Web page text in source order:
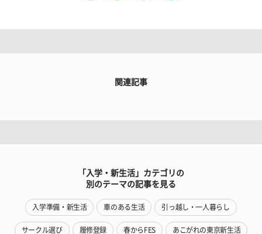
関連記事
「入学・新生活」カテゴリの
別のテーマの記事を見る
入学準備・新生活 車のある生活 引っ越し・一人暮らし
サークル選び 履修登録 春からFES あこがれの東京新生活